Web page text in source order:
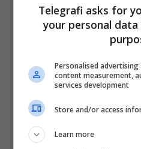
Telegrafi asks for
your personal
Personalised
content measurement,
services development
Store and/or access
Learn more